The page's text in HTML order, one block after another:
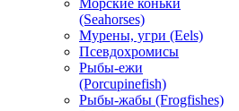
Морские коньки
(Seahorses)
Мурены, угри (Eels)
Псевдохромисы
Рыбы-ежи
(Porcupinefish)
Рыбы-жабы (Frogfishes)